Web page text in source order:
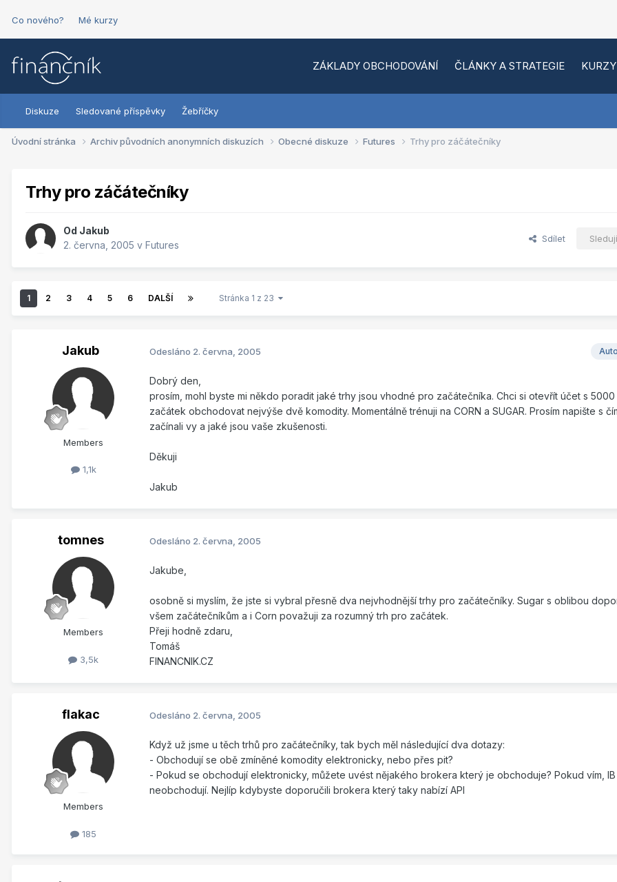
Co nového? Mé kurzy
ZÁKLADY OBCHODOVÁNÍ ČLÁNKY A STRATEGIE KURZY
Diskuze Sledované příspěvky Žebříčky
Úvodní stránka Archiv původních anonymních diskuzích Obecné diskuze Futures Trhy pro záčátečníky
Trhy pro záčátečníky
Od Jakub
2. června, 2005 v Futures
Sdílet
1 2 3 4 5 6 DALŠÍ Stránka 1 z 23
Jakub
Members
1,1k
Odesláno 2. června, 2005
Dobrý den,
prosím, mohl byste mi někdo poradit jaké trhy jsou vhodné pro začátečníka. Chci si otevřít účet s
začátek obchodovat nejvýše dvě komodity. Momentálně trénuji na CORN a SUGAR. Prosím napište s
začínali vy a jaké jsou vaše zkušenosti.
Děkuji
Jakub
tomnes
Members
3,5k
Odesláno 2. června, 2005
Jakube,
osobně si myslím, že jste si vybral přesně dva nejvhodnější trhy pro začátečníky. Sugar s oblibou
všem začátečníkům a i Corn považuji za rozumný trh pro začátek.
Přeji hodně zdaru,
Tomáš
FINANCNIK.CZ
flakac
Members
185
Odesláno 2. června, 2005
Když už jsme u těch trhů pro začátečníky, tak bych měl následující dva dotazy:
- Obchodují se obě zmíněné komodity elektronicky, nebo přes pit?
- Pokud se obchodují elektronicky, můžete uvést nějakého brokera který je obchoduje? Pokud vím,
neobchodují. Nejlíp kdybyste doporučili brokera který taky nabízí API